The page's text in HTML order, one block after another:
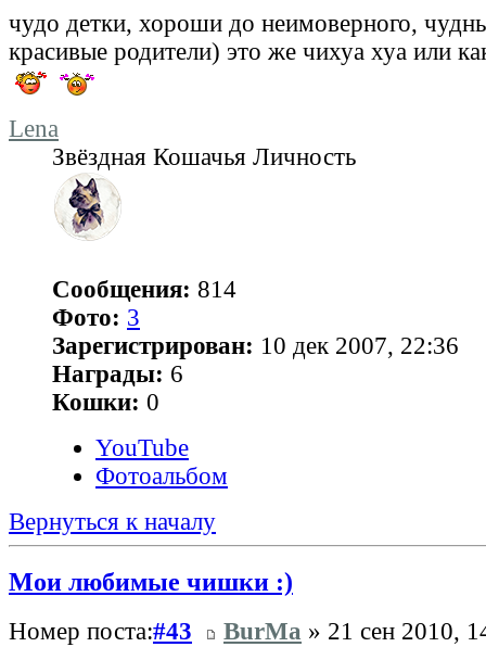
чудо детки, хороши до неимоверного,
красивые родители) это же чихуа хуа или
Lena
Звёздная Кошачья Личность
Сообщения: 814
Фото: 3
Зарегистрирован: 10 дек 2007, 22:36
Награды: 6
Кошки: 0
YouTube
Фотоальбом
Вернуться к началу
Мои любимые чишки :)
Номер поста:#43 BurMa » 21 сен 2010,